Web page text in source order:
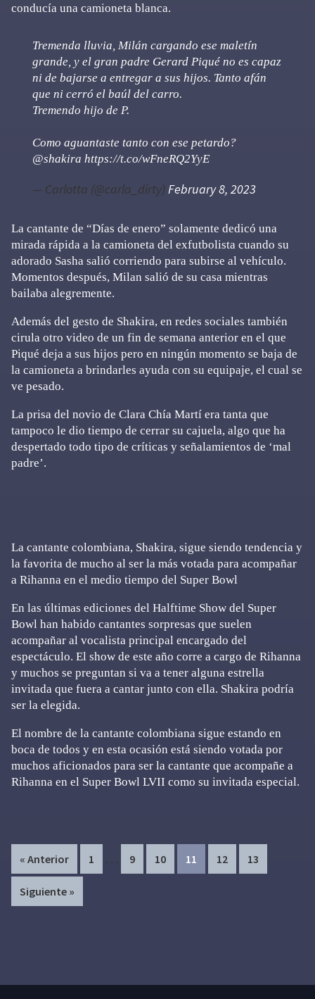
conducía una camioneta blanca.
Tremenda lluvia, Milán cargando ese maletín
grande, y el gran padre Gerard Piqué no es capaz
ni de bajarse a entregar a sus hijos. Tanto afán
que ni cerró el baúl del carro.
Tremendo hijo de P.
Como aguantaste tanto con ese petardo?
@shakira https://t.co/wFneRQ2YyE
— Carlotta (@carla_dirty) February 8, 2023
La cantante de “Días de enero” solamente dedicó una
mirada rápida a la camioneta del exfutbolista cuando su
adorado Sasha salió corriendo para subirse al vehículo.
Momentos después, Milan salió de su casa mientras
bailaba alegremente.
Además del gesto de Shakira, en redes sociales también
cirula otro video de un fin de semana anterior en el que
Piqué deja a sus hijos pero en ningún momento se baja de
la camioneta a brindarles ayuda con su equipaje, el cual se
ve pesado.
La prisa del novio de Clara Chía Martí era tanta que
tampoco le dio tiempo de cerrar su cajuela, algo que ha
despertado todo tipo de críticas y señalamientos de ‘mal
padre’.
La cantante colombiana, Shakira, sigue siendo tendencia y
la favorita de mucho al ser la más votada para acompañar
a Rihanna en el medio tiempo del Super Bowl
En las últimas ediciones del Halftime Show del Super
Bowl han habido cantantes sorpresas que suelen
acompañar al vocalista principal encargado del
espectáculo. El show de este año corre a cargo de Rihanna
y muchos se preguntan si va a tener alguna estrella
invitada que fuera a cantar junto con ella. Shakira podría
ser la elegida.
El nombre de la cantante colombiana sigue estando en
boca de todos y en esta ocasión está siendo votada por
muchos aficionados para ser la cantante que acompañe a
Rihanna en el Super Bowl LVII como su invitada especial.
« Anterior Page
1
Interim
pages
… Page
9 Page
10 Page
11 Page
12 Page
13
Siguiente »